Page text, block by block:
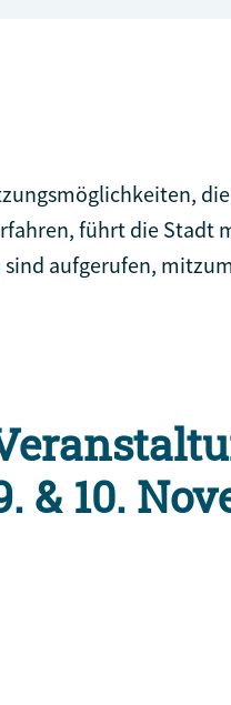
die
führt die Stadt
aufgerufen,
& 10.